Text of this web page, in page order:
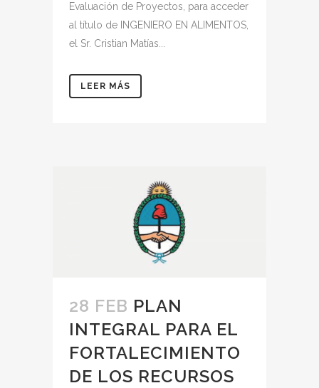
Evaluación de Proyectos, para acceder
al título de INGENIERO EN ALIMENTOS,
el Sr. Cristian Matías...
LEER MÁS
28 FEB PLAN
INTEGRAL PARA EL
FORTALECIMIENTO
DE LOS RECURSOS